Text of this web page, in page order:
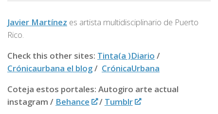
Javier Martínez es artista multidisciplinario de Puerto
Rico.
Check this other sites: Tinta(a )Diario /
Crónicaurbana el blog/ CrónicaUrbana
Coteja estos portales: Autogiro arte actual
instagram / Behance / Tumblr